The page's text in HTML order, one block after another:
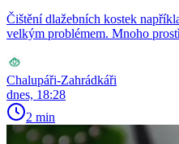
Čištění dlažebních kostek
velkým problémem. Mnoho
Chalupáři-Zahrádkáři
dnes, 18:28
2 min